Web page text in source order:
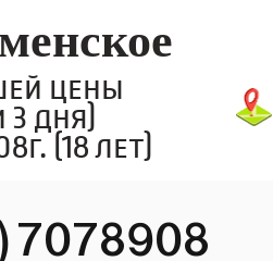
цены
3 дня)
(18 лет)